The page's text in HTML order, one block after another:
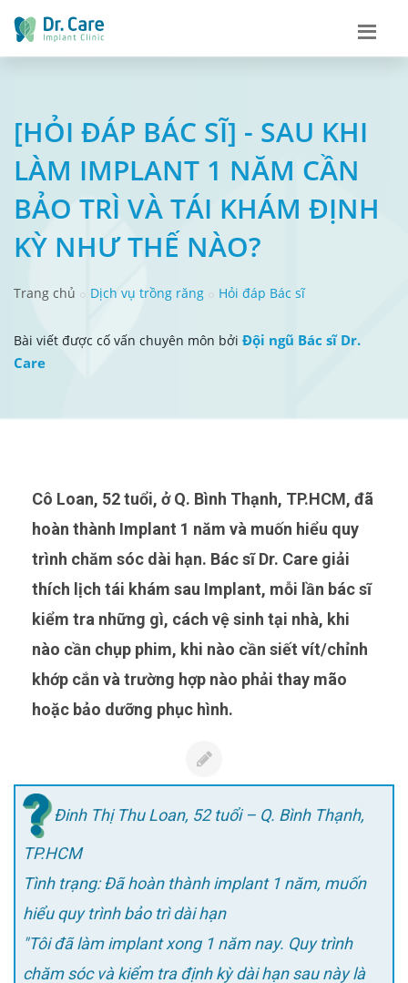
[HỎI ĐÁP BÁC SĨ] - SAU KHI
LÀM IMPLANT 1 NĂM CẦN
BẢO TRÌ VÀ TÁI KHÁM ĐỊNH
KỲ NHƯ THẾ NÀO?
Trang chủ Dịch vụ trồng răng Hỏi đáp Bác sĩ
Bài viết được cố vấn chuyên môn bởi Đội ngũ Bác sĩ Dr.
Care
Cô Loan, 52 tuổi, ở Q. Bình Thạnh, TP.HCM, đã
hoàn thành Implant 1 năm và muốn hiểu quy
trình chăm sóc dài hạn. Bác sĩ Dr. Care giải
thích lịch tái khám sau Implant, mỗi lần bác sĩ
kiểm tra những gì, cách vệ sinh tại nhà, khi
nào cần chụp phim, khi nào cần siết vít/chỉnh
khớp cắn và trường hợp nào phải thay mão
hoặc bảo dưỡng phục hình.
Đinh Thị Thu Loan, 52 tuổi – Q. Bình Thạnh,
TP.HCM
Tình trạng: Đã hoàn thành implant 1 năm, muốn
hiểu quy trình bảo trì dài hạn
"Tôi đã làm implant xong 1 năm nay. Quy trình
chăm sóc và kiểm tra định kỳ dài hạn sau này là